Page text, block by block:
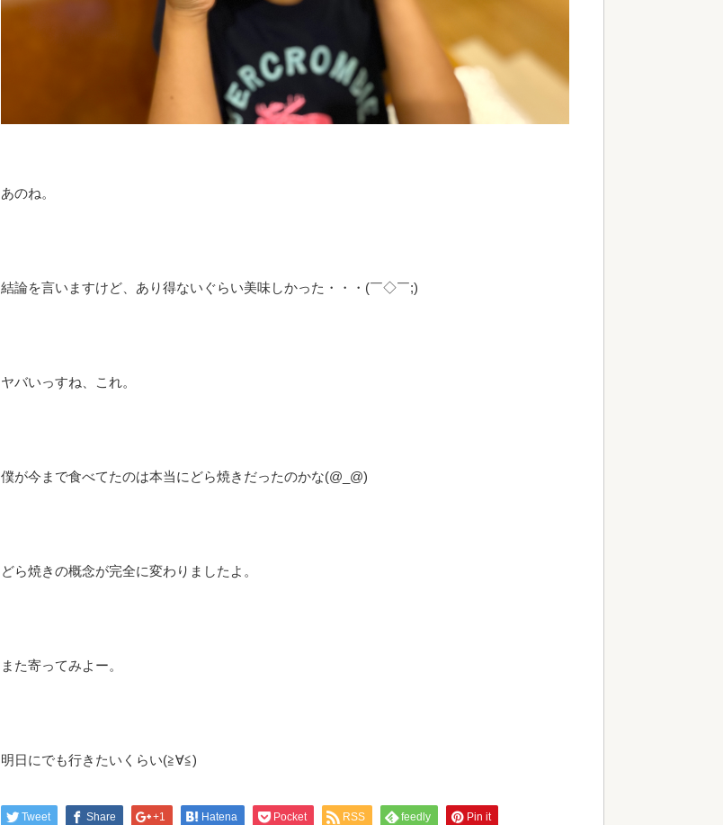
あのね。
結論を言いますけど、あり得ないぐらい美味しかった・・・(￣◇￣;)
ヤバいっすね、これ。
僕が今まで食べてたのは本当にどら焼きだったのかな(@_@)
どら焼きの概念が完全に変わりましたよ。
また寄ってみよー。
明日にでも行きたいくらい(≧∀≦)
Tweet Share +1 Hatena Pocket RSS feedly Pin it